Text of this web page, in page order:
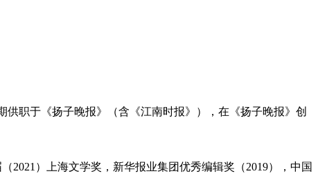
供职于《扬子晚报》（含《江南时报》），在《扬子晚报》创
2021）上海文学奖，新华报业集团优秀编辑奖（2019），中国